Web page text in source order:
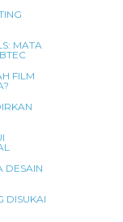
MATA
FILM
DESAIN
DISUKAI